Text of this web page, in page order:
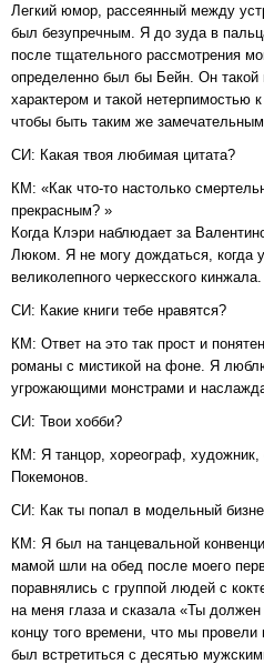
Легкий юмор, рассеянный между
был безупречным. Я до зуда в
после тщательного рассмотрения
определенно был бы Бейн. Он
характером и такой нетерпимостью
чтобы быть таким же
СИ: Какая твоя любимая цитата?
КМ: «Как что-то настолько
прекрасным? »
Когда Клэри наблюдает за
Люком. Я не могу дождаться, когда
великолепного черкесского кинжала.
СИ: Какие книги тебе нравятся?
КМ: Ответ на это так прост и
романы с мистикой на фоне. Я
угрожающими монстрами и
СИ: Твои хобби?
КМ: Я танцор, хореограф,
Покемонов.
СИ: Как ты попал в модельный
КМ: Я был на танцевальной
мамой шли на обед после моего
поравнялись с группой людей с
на меня глаза и сказала «Ты
концу того времени, что мы
был встретиться с десятью